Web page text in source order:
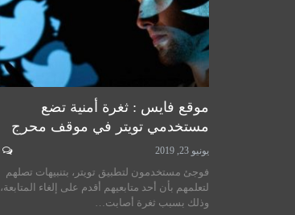
موقع فايس : ثغرة أمنية تضع
مستخدمي تويتر في موقف محرج
يونيو 23, 2019
فوجئ مستخدمون لتطبيق تويتر، بتنبيهات تصلهم
لتعلمهم بأن أحد متابعيهم أقدم على إلغاء المتابعة،
وذلك بسبب ثغرة أصابت…
سماحة المرجع الكبير السيد
الحكيم يستقبل طلبة مدرسة نور
الحكمة للدراسات الحوزوية،…